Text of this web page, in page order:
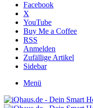
Facebook
X
YouTube
Buy Me a Coffee
RSS
Anmelden
Zufällige Artikel
Sidebar
Menü